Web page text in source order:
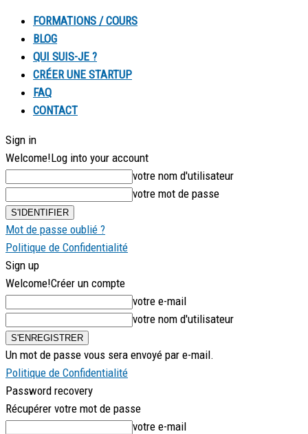
FORMATIONS / COURS
BLOG
QUI SUIS-JE ?
CRÉER UNE STARTUP
FAQ
CONTACT
Sign in
Welcome!Log into your account
votre nom d'utilisateur
votre mot de passe
Mot de passe oublié ?
Politique de Confidentialité
Sign up
Welcome!Créer un compte
votre e-mail
votre nom d'utilisateur
Un mot de passe vous sera envoyé par e-mail.
Politique de Confidentialité
Password recovery
Récupérer votre mot de passe
votre e-mail